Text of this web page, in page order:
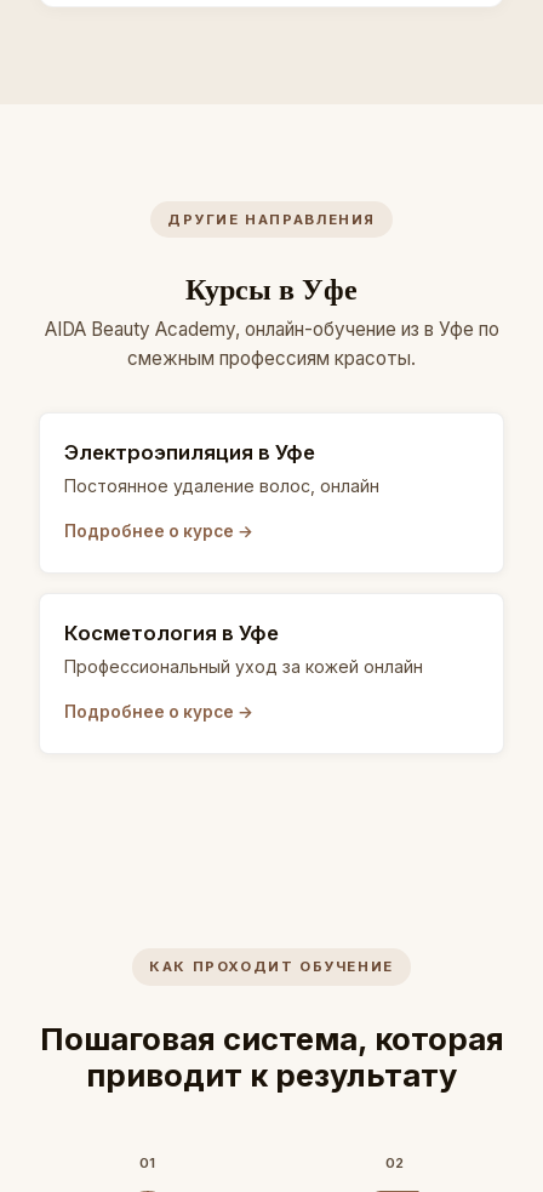
ДРУГИЕ НАПРАВЛЕНИЯ
Курсы в Уфе
AIDA Beauty Academy, онлайн-обучение из в Уфе по
смежным профессиям красоты.
Электроэпиляция в Уфе
Постоянное удаление волос, онлайн
Подробнее о курсе →
Косметология в Уфе
Профессиональный уход за кожей онлайн
Подробнее о курсе →
КАК ПРОХОДИТ ОБУЧЕНИЕ
Пошаговая система, которая
приводит к результату
01 02